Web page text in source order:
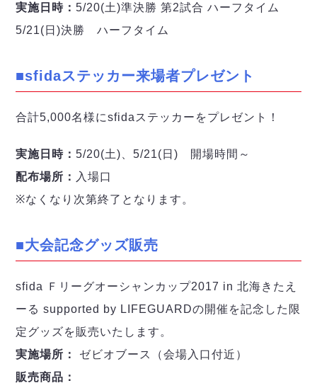
選手の通算記録（Ｆ２）
マルバ水戸FC
Y．S．C．C．横浜
アグレミーナ浜松
デウソン神戸
ポルセイド浜田
実施日時：5/20(土)準決勝 第2試合 ハーフタイム
5/21(日)決勝 ハーフタイム
■sfidaステッカー来場者プレゼント
合計5,000名様にsfidaステッカーをプレゼント！
実施日時：5/20(土)、5/21(日) 開場時間～
配布場所： 入場口
※なくなり次第終了となります。
■大会記念グッズ販売
sfida Ｆリーグオーシャンカップ2017 in 北海きたえ
ーる supported by LIFEGUARDの開催を記念した限
定グッズを販売いたします。
実施場所：
ゼビオブース（会場入口付近）
販売商品：